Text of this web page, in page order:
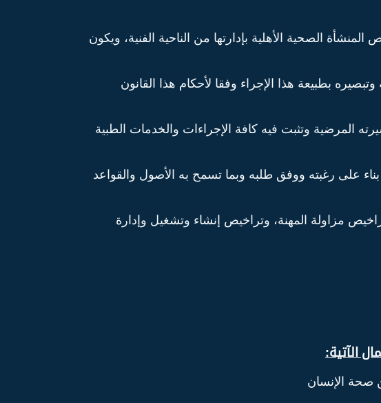
الصحية الأهلية بإدارتها من الناحية الفنية، ويكون
بطبيعة هذا الإجراء وفقا لأحكام هذا القانون
وتثبت فيه كافة الإجراءات والخدمات الطبية
على رغبته ووفق طلبه وبما تسمح به الأصول والقواعد
مزاولة المهنة، وتراخيص إنشاء وتشغيل وإدارة
الآتية: